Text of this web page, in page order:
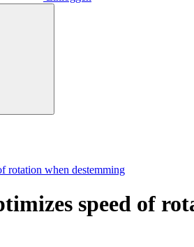
when destemming
speed of